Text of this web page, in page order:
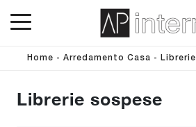
Home - Arredamento Casa - Librerie
Librerie sospese